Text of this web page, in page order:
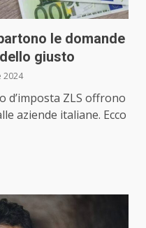
le domande
giusto
2024
d’imposta ZLS offrono
aziende italiane. Ecco